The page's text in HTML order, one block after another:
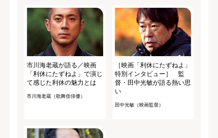
市川海老蔵が語る／映画
「利休にたずねよ」で演じ
て感じた利休の魅力とは
市川海老蔵（歌舞伎俳優）
［映画「利休にたずねよ」
特別インタビュー］ 監
督・田中光敏が語る熱い思
い
田中光敏（映画監督）